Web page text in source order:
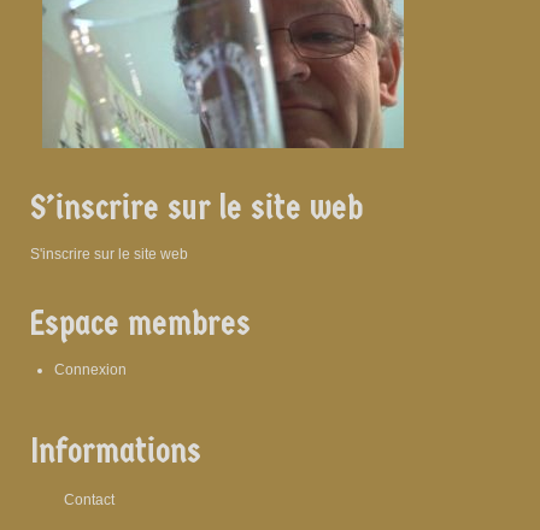
S’inscrire sur le site web
S'inscrire sur le site web
Espace membres
Connexion
Informations
Contact